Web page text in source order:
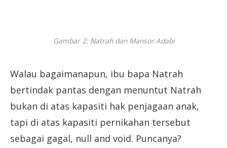
Gambar 2: Natrah dan Mansor Adabi
Walau bagaimanapun, ibu bapa Natrah
bertindak pantas dengan menuntut Natrah
bukan di atas kapasiti hak penjagaan anak,
tapi di atas kapasiti pernikahan tersebut
sebagai gagal, null and void. Puncanya?